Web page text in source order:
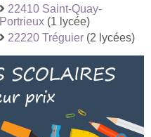
22410 Saint-Quay-
Portrieux (1 lycée)
22220 Tréguier (2 lycées)